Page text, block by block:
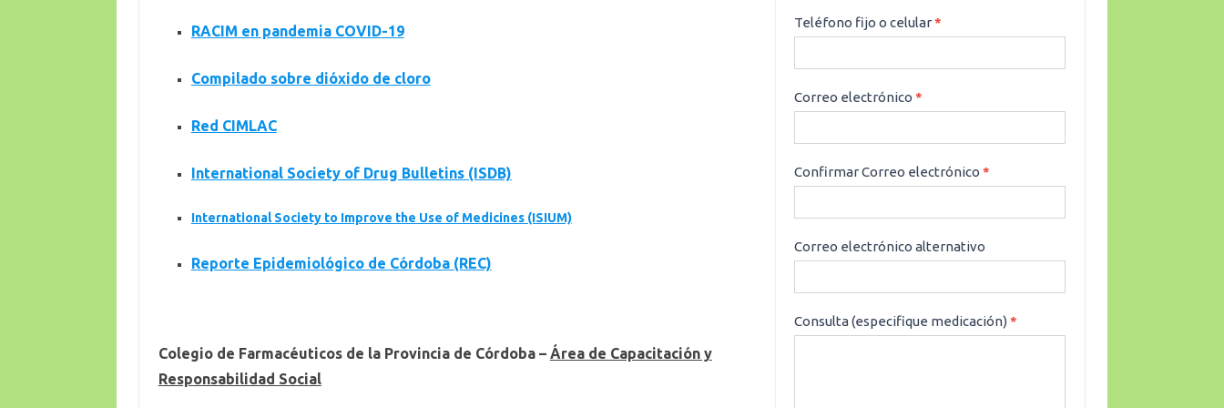
RACIM en pandemia COVID-19
Compilado sobre dióxido de cloro
Red CIMLAC
International Society of Drug Bulletins (ISDB)
International Society to Improve the Use of Medicines (ISIUM)
Reporte Epidemiológico de Córdoba (REC)
Colegio de Farmacéuticos de la Provincia de Córdoba – Área de Capacitación y
Responsabilidad Social
Teléfono fijo o celular*
Correo electrónico*
Confirmar Correo electrónico*
Correo electrónico alternativo
Consulta (especifique medicación)*